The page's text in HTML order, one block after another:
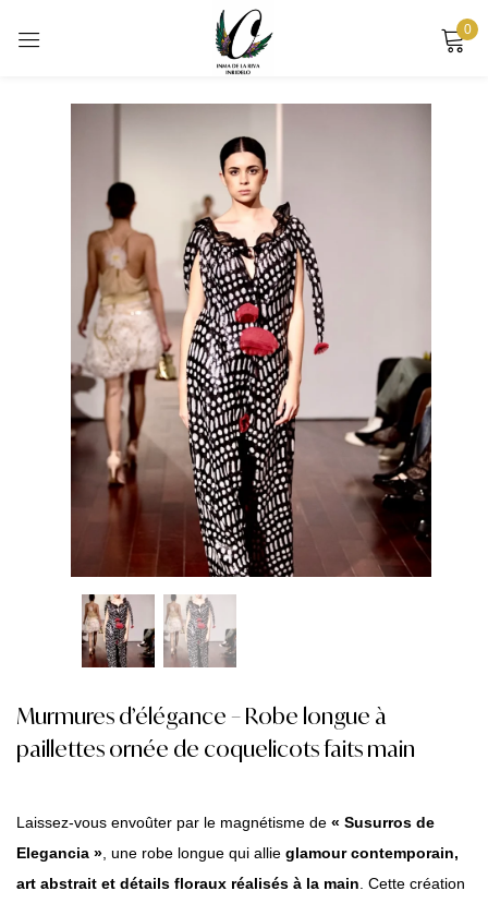
0
Murmures d’élégance – Robe longue à
paillettes ornée de coquelicots faits main
Laissez-vous envoûter par le magnétisme de « Susurros de
Elegancia » , une robe longue qui allie glamour contemporain,
art abstrait et détails floraux réalisés à la main . Cette création
Sign in
Remember me Lost password?
LOG IN
CREATE AN ACCOUNT